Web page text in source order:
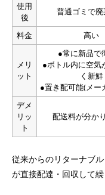
使用
後
普通ゴミで
料金 高い
メリ
ット
●常に新品で
●ボトル内に空気
く新鮮
●置き配可能(メー
デメ
リッ
ト
配送料が分か
従来からのリターナブ
が直接配達・回収して繰